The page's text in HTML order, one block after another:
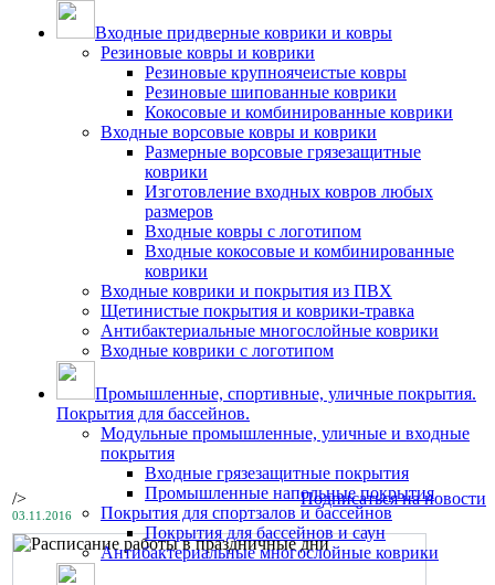
Входные придверные коврики и ковры
Резиновые ковры и коврики
Резиновые крупноячеистые ковры
Резиновые шипованные коврики
Кокосовые и комбинированные коврики
Входные ворсовые ковры и коврики
Размерные ворсовые грязезащитные
коврики
Изготовление входных ковров любых
размеров
Входные ковры с логотипом
Входные кокосовые и комбинированные
коврики
Входные коврики и покрытия из ПВХ
Щетинистые покрытия и коврики-травка
Антибактериальные многослойные коврики
Входные коврики с логотипом
Промышленные, спортивные, уличные покрытия.
Покрытия для бассейнов.
Модульные промышленные, уличные и входные
покрытия
Входные грязезащитные покрытия
Промышленные напольные покрытия
Покрытия для спортзалов и бассейнов
Покрытия для бассейнов и саун
Антибактериальные многослойные коврики
/> Подписаться на новости
03.11.2016